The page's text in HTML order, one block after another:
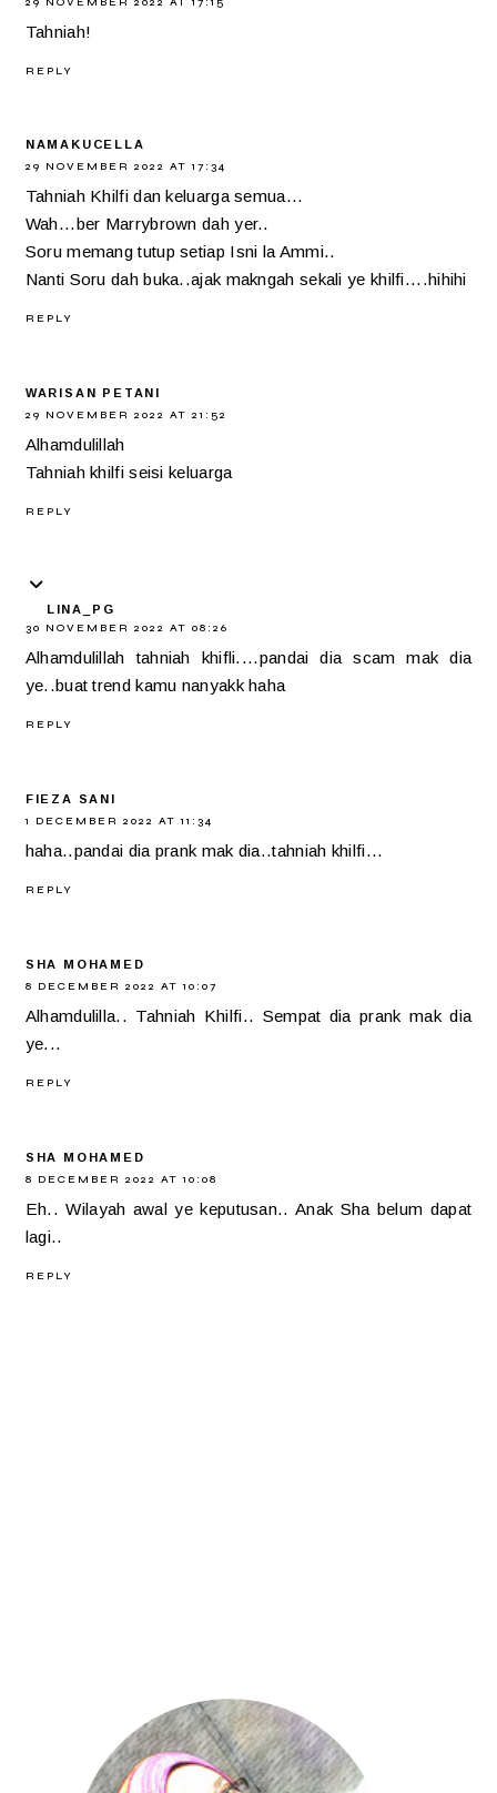
Tahniah!
REPLY
NAMAKUCELLA
29 NOVEMBER 2022 AT 17:34
Tahniah Khilfi dan keluarga semua...
Wah...ber Marrybrown dah yer..
Soru memang tutup setiap Isni la Ammi..
Nanti Soru dah buka..ajak makngah sekali ye khilfi....hihihi
REPLY
WARISAN PETANI
29 NOVEMBER 2022 AT 21:52
Alhamdulillah
Tahniah khilfi seisi keluarga
REPLY
LINA_PG
30 NOVEMBER 2022 AT 08:26
Alhamdulillah tahniah khifli....pandai dia scam mak dia
ye..buat trend kamu nanyakk haha
REPLY
FIEZA SANI
1 DECEMBER 2022 AT 11:34
haha..pandai dia prank mak dia..tahniah khilfi...
REPLY
SHA MOHAMED
8 DECEMBER 2022 AT 10:07
Alhamdulilla.. Tahniah Khilfi.. Sempat dia prank mak dia
ye...
REPLY
SHA MOHAMED
8 DECEMBER 2022 AT 10:08
Eh.. Wilayah awal ye keputusan.. Anak Sha belum dapat
lagi..
REPLY